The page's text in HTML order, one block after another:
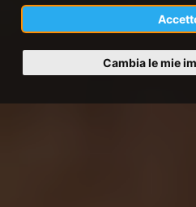
Cambia le mie